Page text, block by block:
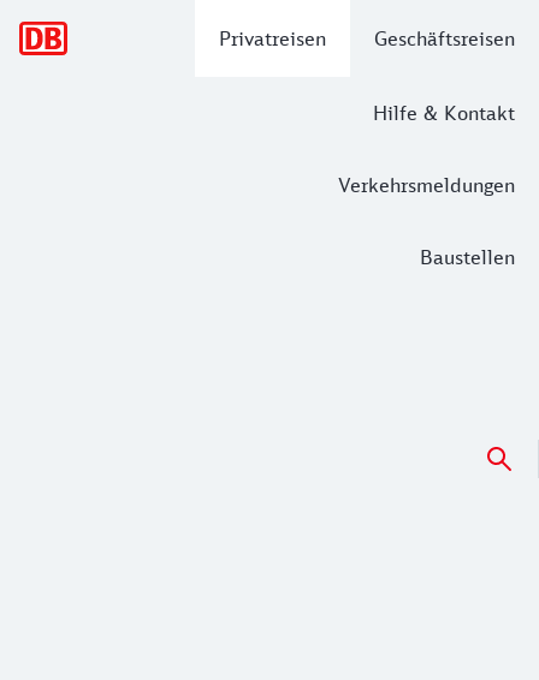
Privatreisen Geschäftsreisen
Hilfe & Kontakt
Verkehrsmeldungen
Baustellen